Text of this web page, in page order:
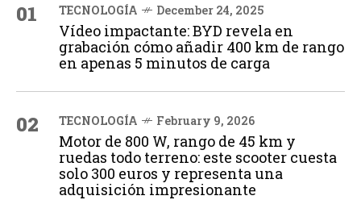
01 TECNOLOGÍA December 24, 2025
Vídeo impactante: BYD revela en
grabación cómo añadir 400 km de rango
en apenas 5 minutos de carga
02 TECNOLOGÍA February 9, 2026
Motor de 800 W, rango de 45 km y
ruedas todo terreno: este scooter cuesta
solo 300 euros y representa una
adquisición impresionante